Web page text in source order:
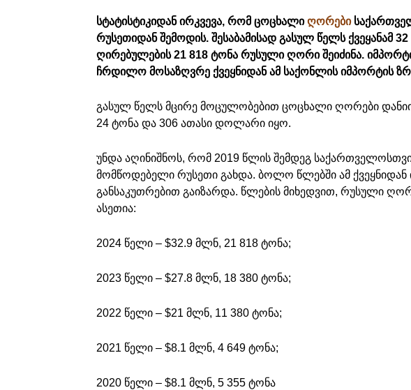
სტატისტიკიდან ირკვევა, რომ ცოცხალიღორები
რუსეთიდან შემოდის. შესაბამისად გასულ წელს ქვეყანამ
ღირებულების 21 818 ტონა რუსული ღორი შეიძინა.
ჩრდილო მოსაზღვრე ქვეყნიდან ამ საქონლის იმპორტის
გასულ წელს მცირე მოცულობებით ცოცხალი ღორები
24 ტონა და 306 ათასი დოლარი იყო.
უნდა აღინიშნოს, რომ 2019 წლის შემდეგ
მომწოდებელი რუსეთი გახდა. ბოლო წლებში ამ ქვეყნიდან
განსაკუთრებით გაიზარდა. წლების მიხედვით, რუსული
ასეთია:
2024 წელი – $32.9 მლნ, 21 818 ტონა;
2023 წელი – $27.8 მლნ, 18 380 ტონა;
2022 წელი – $21 მლნ, 11 380 ტონა;
2021 წელი – $8.1 მლნ, 4 649 ტონა;
2020 წელი – $8.1 მლნ, 5 355 ტონა